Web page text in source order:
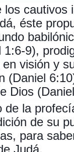
cautivos
éste
9),
visión y
(Daniel
Dios
de la
de su
para
Judá.